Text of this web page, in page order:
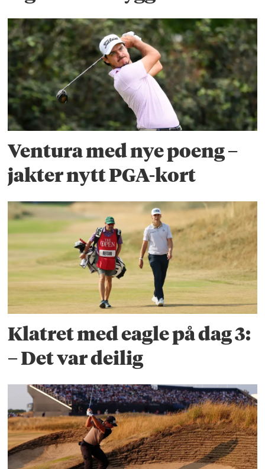
Ventura med nye poeng –
jakter nytt PGA-kort
Klatret med eagle på dag 3:
– Det var deilig